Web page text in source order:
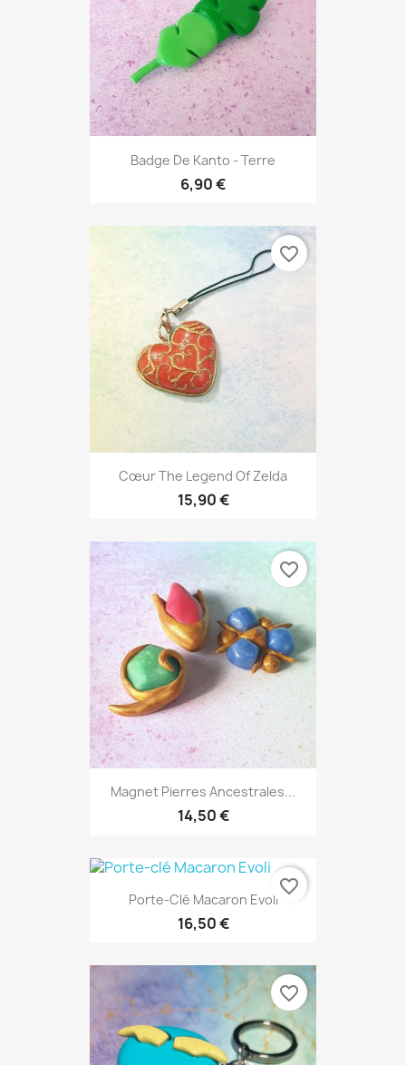
Badge De Kanto - Terre
6,90 €
Cœur The Legend Of Zelda
15,90 €
favorite_border
Magnet Pierres Ancestrales...
14,50 €
favorite_border
Porte-Clé Macaron Evoli
16,50 €
favorite_border
favorite_border